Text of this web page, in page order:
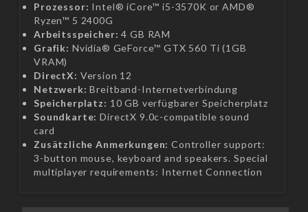
Prozessor: Intel® iCore™ i5-3570K or AMD®
Ryzen™ 5 2400G
Arbeitsspeicher: 4 GB RAM
Grafik: Nvidia® GeForce™ GTX 560 Ti (1GB
VRAM)
DirectX: Version 12
Netzwerk: Breitband-Internetverbindung
Speicherplatz: 10 GB verfügbarer Speicherplatz
Soundkarte: DirectX 9.0c-compatible sound
card
Zusätzliche Anmerkungen: Controller support:
3-button mouse, keyboard and speakers. Special
multiplayer requirements: Internet Connection